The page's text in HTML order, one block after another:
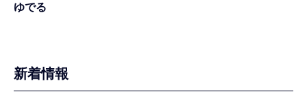
ゆでる
新着情報